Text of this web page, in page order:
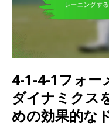
4-1-4-1フォー
ダイナミクス
めの効果的な